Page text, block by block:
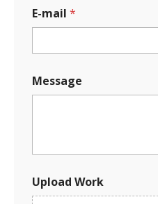
M
e
s
g
e
g
e
E-mail *
Message
Upload Work